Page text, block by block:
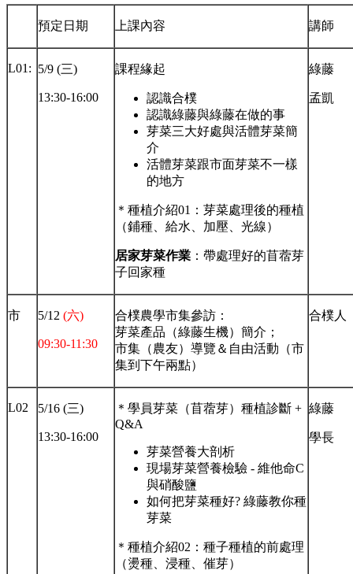
預定日期 上課內容 講師
L01: 5/9 (三)
13:30-16:00
課程緣起
認識合樸
認識綠藤與綠藤在做的事
芽菜三大好處與活體芽菜簡
介
活體芽菜跟市面芽菜不一樣
的地方
＊種植介紹01：芽菜處理後的種植
（鋪種、給水、加壓、光線）
居家芽菜作業 ：帶處理好的苜蓿芽
子回家種
綠藤
孟凱
市 5/12 (六)
09:30-11:30
合樸農學市集參訪：
芽菜產品（綠藤生機）簡介；
市集（農友）導覽＆自由活動（市
集到下午兩點）
合樸人
L02 5/16 (三)
13:30-16:00
＊學員芽菜（苜蓿芽）種植診斷 +
Q&A
芽菜營養大剖析
現場芽菜營養檢驗 - 維他命C
與硝酸鹽
如何把芽菜種好? 綠藤教你種
芽菜
＊種植介紹02：種子種植的前處理
（燙種、浸種、催芽）
綠藤
學長